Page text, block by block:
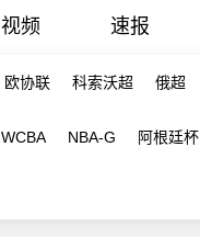
视频 速报
欧协联 科索沃超 俄超
WCBA NBA-G 阿根廷杯